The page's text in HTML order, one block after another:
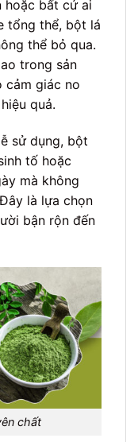
hoặc bất cứ ai
tổng thể, bột lá
thể bỏ qua.
trong sản
cảm giác no
quả.
sử dụng, bột
tố hoặc
mà không
là lựa chọn
bận rộn đến
chất